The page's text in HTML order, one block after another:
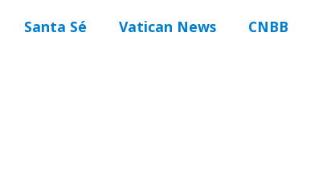
Santa Sé Vatican News CNBB